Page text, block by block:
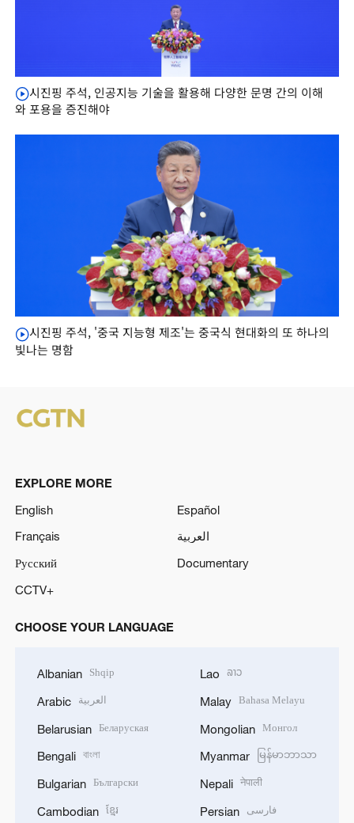
시진핑 주석, 인공지능 기술을 활용해 다양한 문명 간의 이해
와 포용을 증진해야
시진핑 주석, '중국 지능형 제조'는 중국식 현대화의 또 하나의
빛나는 명함
EXPLORE MORE
English
Español
Français
العربية
Русский
Documentary
CCTV+
CHOOSE YOUR LANGUAGE
Albanian Shqip
Arabic العربية
Belarusian Беларуская
Bengali বাংলা
Bulgarian Български
Cambodian ខ្មែរ
Lao ລາວ
Malay Bahasa Melayu
Mongolian Монгол
Myanmar မြန်မာဘာသာ
Nepali नेपाली
Persian فارسی